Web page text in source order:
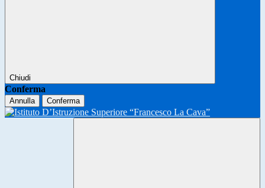
Chiudi
Conferma
Annulla Conferma